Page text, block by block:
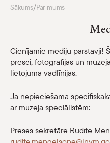
Budžets un īpašumi
Vakances
Skolām
Veikals
eMuzejs
Sākums/Par mums
Cienījamie mediju pārstāvji!
presei, fotogrāfijas un
lietojuma vadlīnijas.
Ja nepieciešama
ar muzeja speciālistēm:
Preses sekretāre Rudīte